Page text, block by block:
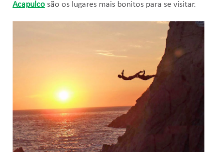
Acapulcosão os lugares mais bonitos para se visitar.